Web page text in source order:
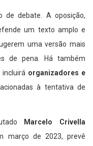
de debate. A oposição,
um texto amplo e
uma versão mais
de pena. Há também
organizadores e
à tentativa de
Marcelo Crivella
março de 2023, prevê